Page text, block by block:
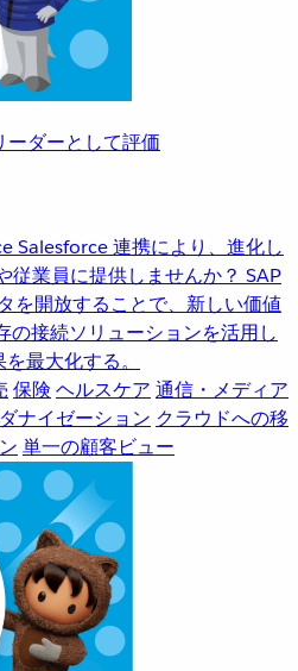
ダーとして評価
Salesforce 連携により、進化し
従業員に提供しませんか？ SAP
を開放することで、新しい価値
の接続ソリューションを活用し
最大化する。
保険 ヘルスケア 通信・メディア
ナイゼーション クラウドへの移
単一の顧客ビュー